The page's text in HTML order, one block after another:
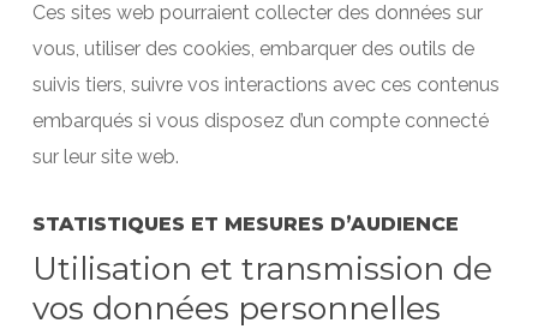
Ces sites web pourraient collecter des données sur
vous, utiliser des cookies, embarquer des outils de
suivis tiers, suivre vos interactions avec ces contenus
embarqués si vous disposez d’un compte connecté
sur leur site web.
STATISTIQUES ET MESURES D’AUDIENCE
Utilisation et transmission de
vos données personnelles